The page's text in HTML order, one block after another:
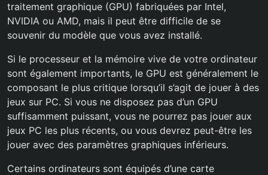
traitement graphique (GPU) fabriquées par Intel,
NVIDIA ou AMD, mais il peut être difficile de se
souvenir du modèle que vous avez installé.
Si le processeur et la mémoire vive de votre ordinateur
sont également importants, le GPU est généralement le
composant le plus critique lorsqu’il s’agit de jouer à des
jeux sur PC. Si vous ne disposez pas d’un GPU
suffisamment puissant, vous ne pourrez pas jouer aux
jeux PC les plus récents, ou vous devrez peut-être les
jouer avec des paramètres graphiques inférieurs.
Certains ordinateurs sont équipés d’une carte